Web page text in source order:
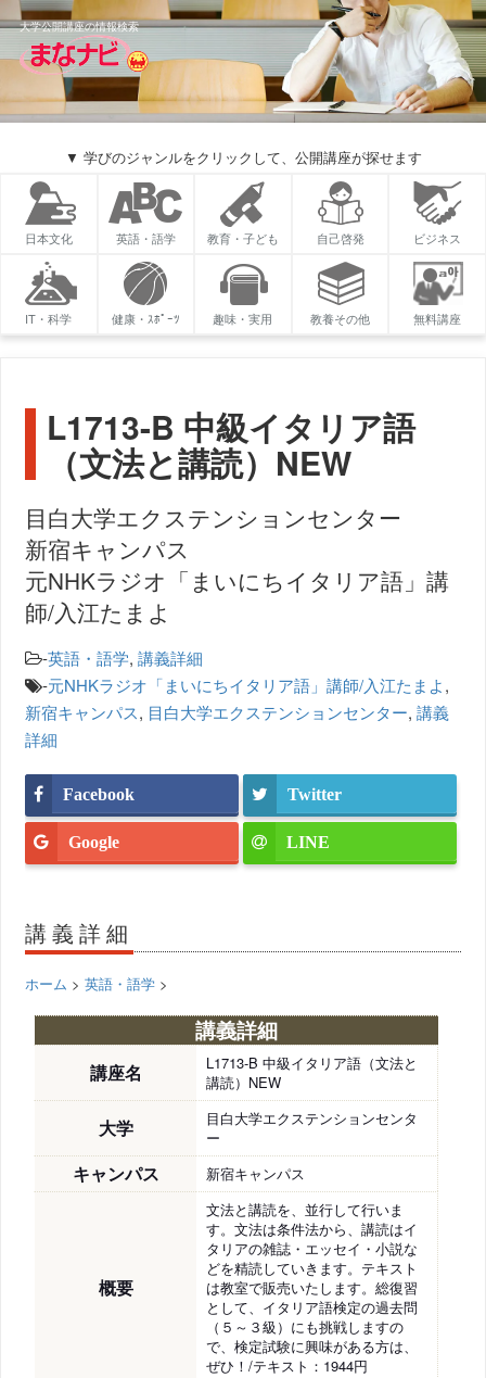
大学公開講座の情報検索
▼ 学びのジャンルをクリックして、公開講座が探せます
日本文化 英語・語学 教育・子ども 自己啓発 ビジネス
IT・科学 健康・ｽﾎﾟｰﾂ 趣味・実用 教養その他 無料講座
L1713-B 中級イタリア語
（文法と講読）NEW
目白大学エクステンションセンター
新宿キャンパス
元NHKラジオ「まいにちイタリア語」講
師/入江たまよ
-英語・語学,講義詳細
-元NHKラジオ「まいにちイタリア語」講師/入江たまよ,
新宿キャンパス, 目白大学エクステンションセンター,講義
詳細
Facebook Twitter
Google LINE
講義詳細
ホーム >英語・語学 >
講義詳細
講座名
L1713-B 中級イタリア語（文法と
講読）NEW
大学
目白大学エクステンションセンタ
ー
キャンパス 新宿キャンパス
概要
文法と講読を、並行して行いま
す。文法は条件法から、講読はイ
タリアの雑誌・エッセイ・小説な
どを精読していきます。テキスト
は教室で販売いたします。総復習
として、イタリア語検定の過去問
（５～３級）にも挑戦しますの
で、検定試験に興味がある方は、
ぜひ！/テキスト：1944円